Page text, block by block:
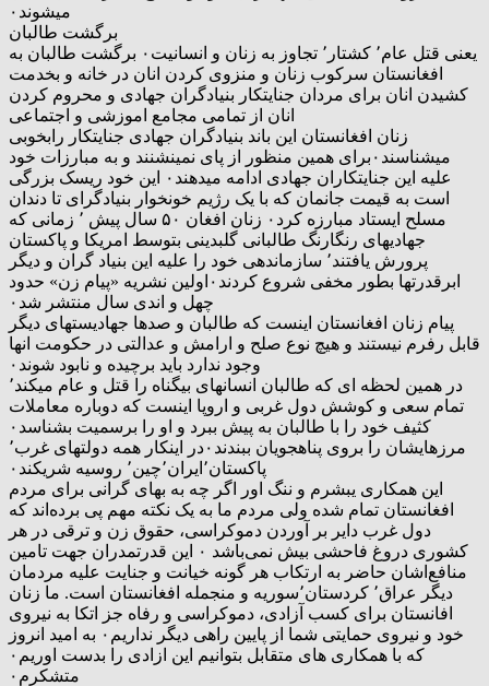
میشوند۰
برگشت طالبان
یعنی قتل عام٬ کشتار٬ تجاوز به زنان و انسانیت۰ برگشت طالبان به
افغانستان سرکوب زنان و منزوی کردن انان در خانه و بخدمت
کشیدن انان برای مردان جنایتکار بنیادگران جهادی و محروم کردن
انان از تمامی مجامع اموزشی و اجتماعی
زنان افغانستان این باند بنیادگران جهادی جنایتکار رابخوبی
میشناسند۰برای همین منظور از پای نمینشنند و به مبارزات خود
علیه این جنایتکاران جهادی ادامه میدهند۰ این خود ریسک بزرگی
است به قیمت جانمان که با یک رژیم خونخوار بنیادگرای تا دندان
مسلح ایستاد مبارزه کرد۰ زنان افغان ۵۰ سال پیش ٬ زمانی که
جهادیهای رنگارنگ طالبانی گلبدینی بتوسط امریکا و پاکستان
پرورش یافتند٬ سازماندهی خود را علیه این بنیاد گران و دیگر
ابرقدرتها بطور مخفی شروع کردند۰اولین نشریه «پیام زن» حدود
چهل و اندی سال منتشر شد۰
پیام زنان افغانستان اینست که طالبان و صدها جهادیستهای دیگر
قابل رفرم نیستند و هیچ نوع صلح و ارامش و عدالتی در حکومت انها
وجود ندارد باید برچیده و نابود شوند۰
در همین لحظه ای که طالبان انسانهای بیگناه را قتل و عام میکند٬
تمام سعی و کوشش دول غربی و اروپا اینست که دوباره معاملات
کثیف خود را با طالبان به پیش ببرد و او را برسمیت بشناسد۰
مرزهایشان را بروی پناهجویان ببندند۰در اینکار همه دولتهای غرب٬
پاکستان٬ایران٬چین٬ روسیه شریکند۰
این همکاری یبشرم و ننگ اور اگر چه به بهای گرانی برای مردم
افغانستان تمام شده ولی مردم ما به یک نکته مهم پی برده‌اند که
دول غرب دایر بر آوردن دموکراسی، حقوق زن و ترقی در هر
کشوری دروغ فاحشی بیش نمی‌باشد ۰ این قدرتمدران جهت تامین
منافع‌اشان حاضر به ارتکاب هر گونه خیانت و جنایت علیه مردمان
دیگر عراق٬ کردستان٬سوریه و منجمله افغانستان است. ما زنان
افانستان برای کسب آزادی، دموکراسی و رفاه جز اتکا به نیروی
خود و نیروی حمایتی شما از پایین راهی دیگر نداریم۰ به امید انروز
که با همکاری های متقابل بتوانیم این ازادی را بدست اوریم۰
متشکرم۰